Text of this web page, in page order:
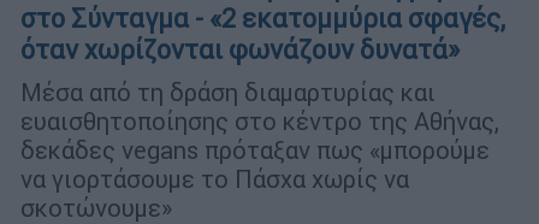
στο Σύνταγμα - «2 εκατομμύρια σφαγές,
όταν χωρίζονται φωνάζουν δυνατά»
Μέσα από τη δράση διαμαρτυρίας και
ευαισθητοποίησης στο κέντρο της Αθήνας,
δεκάδες vegans πρόταξαν πως «μπορούμε
να γιορτάσουμε το Πάσχα χωρίς να
σκοτώνουμε»